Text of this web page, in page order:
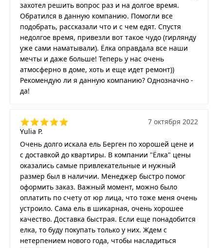
захотел решить вопрос раз и на долгое время.
Обратился в данную компанию. Помогли все
подобрать, рассказали что и с чем едят. Спустя
недолгое время, привезли вот такое чудо (гирлянду
уже сами наматывали). Ёлка оправдала все наши
мечты и даже больше! Теперь у нас очень
атмосферно в доме, хоть и еще идет ремонт))
Рекомендую ли я данную компанию? Однозначно -
да!
Yulia P.
7 октября 2022
Очень долго искала ель Берген по хорошей цене и
с доставкой до квартиры. В компании "Ёлка" цены
оказались самые привлекательные и нужный
размер был в наличии. Менеджер быстро помог
оформить заказ. Важный момент, можно было
оплатить по счету от юр лица, что тоже меня очень
устроило. Сама ель в шикарная, очень хорошее
качество. Доставка быстрая. Если еще понадобится
елка, то буду покупать только у них. Ждем с
нетерпением нового года, чтобы насладиться